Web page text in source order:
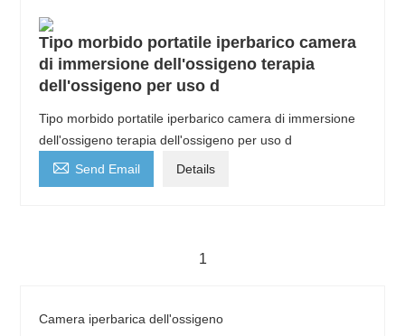
Tipo morbido portatile iperbarico camera
di immersione dell'ossigeno terapia
dell'ossigeno per uso d
Tipo morbido portatile iperbarico camera di immersione
dell'ossigeno terapia dell'ossigeno per uso d
 Send Email Details
1
Camera iperbarica dell'ossigeno